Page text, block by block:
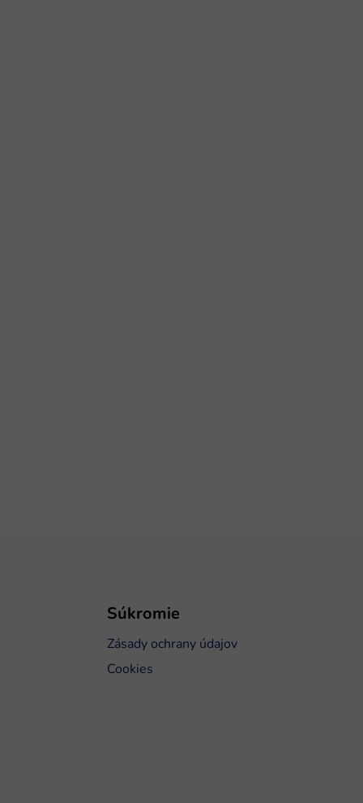
Súkromie
Zásady ochrany údajov
Cookies